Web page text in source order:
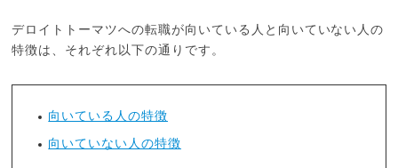
デロイトトーマツへの転職が向いている人と向いていない人の
特徴は、それぞれ以下の通りです。
向いている人の特徴
向いていない人の特徴